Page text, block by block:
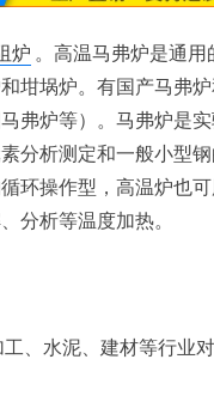
炉 。高温马弗炉是通
坩埚炉。有国产马弗
马弗炉等）。马弗炉是
分析测定和一般小型
环操作型，高温炉也
分析等温度加热。
、水泥、建材等行业